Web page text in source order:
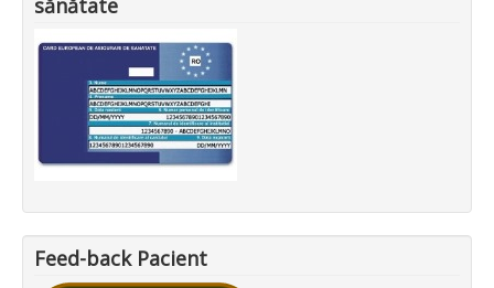
sănătate
Feed-back Pacient